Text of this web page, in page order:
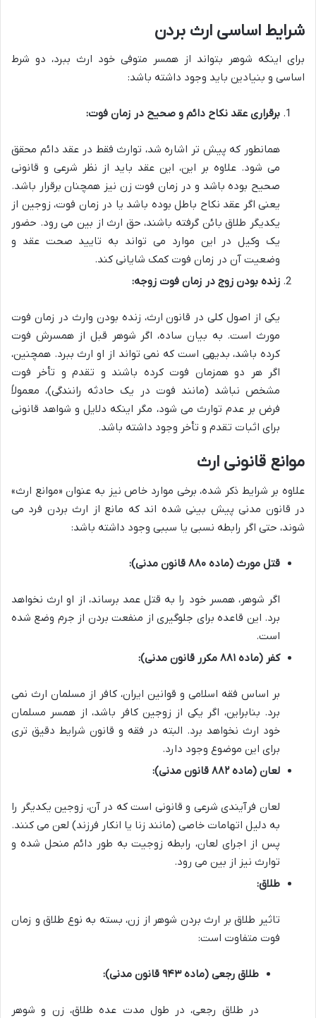
شرایط اساسی ارث بردن
برای اینکه شوهر بتواند از همسر متوفی خود ارث ببرد، دو شرط
اساسی و بنیادین باید وجود داشته باشد:
برقراری عقد نکاح دائم و صحیح در زمان فوت:
همانطور که پیش تر اشاره شد، توارث فقط در عقد دائم محقق
می شود. علاوه بر این، این عقد باید از نظر شرعی و قانونی
صحیح بوده باشد و در زمان فوت زن نیز همچنان برقرار باشد.
یعنی اگر عقد نکاح باطل بوده باشد یا در زمان فوت، زوجین از
یکدیگر طلاق بائن گرفته باشند، حق ارث از بین می رود. حضور
یک وکیل در این موارد می تواند به تایید صحت عقد و
وضعیت آن در زمان فوت کمک شایانی کند.
زنده بودن زوج در زمان فوت زوجه:
یکی از اصول کلی در قانون ارث، زنده بودن وارث در زمان فوت
مورث است. به بیان ساده، اگر شوهر قبل از همسرش فوت
کرده باشد، بدیهی است که نمی تواند از او ارث ببرد. همچنین،
اگر هر دو همزمان فوت کرده باشند و تقدم و تأخر فوت
مشخص نباشد (مانند فوت در یک حادثه رانندگی)، معمولاً
فرض بر عدم توارث می شود، مگر اینکه دلایل و شواهد قانونی
برای اثبات تقدم و تأخر وجود داشته باشد.
موانع قانونی ارث
علاوه بر شرایط ذکر شده، برخی موارد خاص نیز به عنوان «موانع ارث»
در قانون مدنی پیش بینی شده اند که مانع از ارث بردن فرد می
شوند، حتی اگر رابطه نسبی یا سببی وجود داشته باشد:
قتل مورث (ماده ۸۸۰ قانون مدنی):
اگر شوهر، همسر خود را به قتل عمد برساند، از او ارث نخواهد
برد. این قاعده برای جلوگیری از منفعت بردن از جرم وضع شده
است.
کفر (ماده ۸۸۱ مکرر قانون مدنی):
بر اساس فقه اسلامی و قوانین ایران، کافر از مسلمان ارث نمی
برد. بنابراین، اگر یکی از زوجین کافر باشد، از همسر مسلمان
خود ارث نخواهد برد. البته در فقه و قانون شرایط دقیق تری
برای این موضوع وجود دارد.
لعان (ماده ۸۸۲ قانون مدنی):
لعان فرآیندی شرعی و قانونی است که در آن، زوجین یکدیگر را
به دلیل اتهامات خاصی (مانند زنا یا انکار فرزند) لعن می کنند.
پس از اجرای لعان، رابطه زوجیت به طور دائم منحل شده و
توارث نیز از بین می رود.
طلاق:
تاثیر طلاق بر ارث بردن شوهر از زن، بسته به نوع طلاق و زمان
فوت متفاوت است:
طلاق رجعی (ماده ۹۴۳ قانون مدنی):
در طلاق رجعی، در طول مدت عده طلاق، زن و شوهر